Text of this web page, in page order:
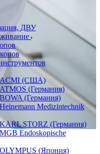
ДВУ
ACMI (США)
(Германия)
(Германия)
Medizintechnik
STORZ (Германия)
Endoskopische
(Япония)